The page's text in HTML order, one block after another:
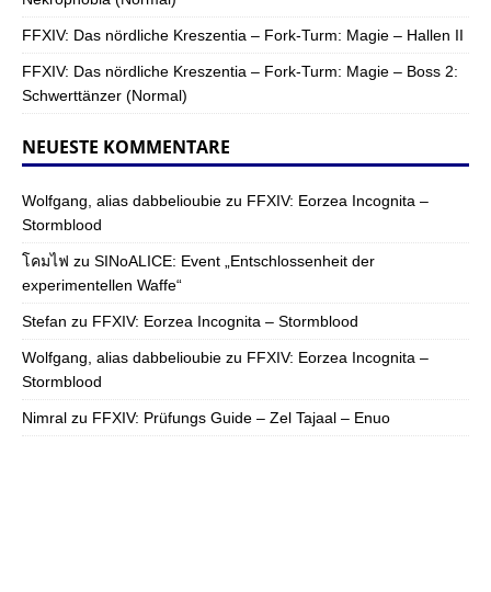
FFXIV: Das nördliche Kreszentia – Fork-Turm: Magie – Hallen II
FFXIV: Das nördliche Kreszentia – Fork-Turm: Magie – Boss 2:
Schwerttänzer (Normal)
NEUESTE KOMMENTARE
Wolfgang, alias dabbelioubie zu FFXIV: Eorzea Incognita –
Stormblood
โคมไฟ zu SINoALICE: Event „Entschlossenheit der
experimentellen Waffe“
Stefan zu FFXIV: Eorzea Incognita – Stormblood
Wolfgang, alias dabbelioubie zu FFXIV: Eorzea Incognita –
Stormblood
Nimral zu FFXIV: Prüfungs Guide – Zel Tajaal – Enuo